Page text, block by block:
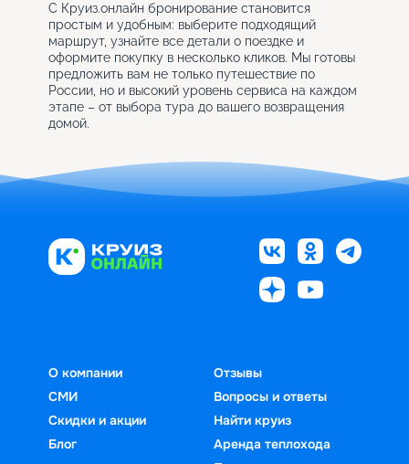
С Круиз.онлайн бронирование становится
простым и удобным: выберите подходящий
маршрут, узнайте все детали о поездке и
оформите покупку в несколько кликов. Мы готовы
предложить вам не только путешествие по
России, но и высокий уровень сервиса на каждом
этапе – от выбора тура до вашего возвращения
домой.
О компании
СМИ
Скидки и акции
Блог
Отзывы
Вопросы и ответы
Найти круиз
Аренда теплохода